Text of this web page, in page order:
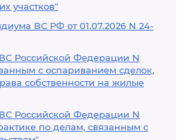
участков"
ВС РФ от 01.07.2026 N 24-
Российской Федерации N
с оспариванием сделок,
собственности на жилые
Российской Федерации N
по делам, связанным с